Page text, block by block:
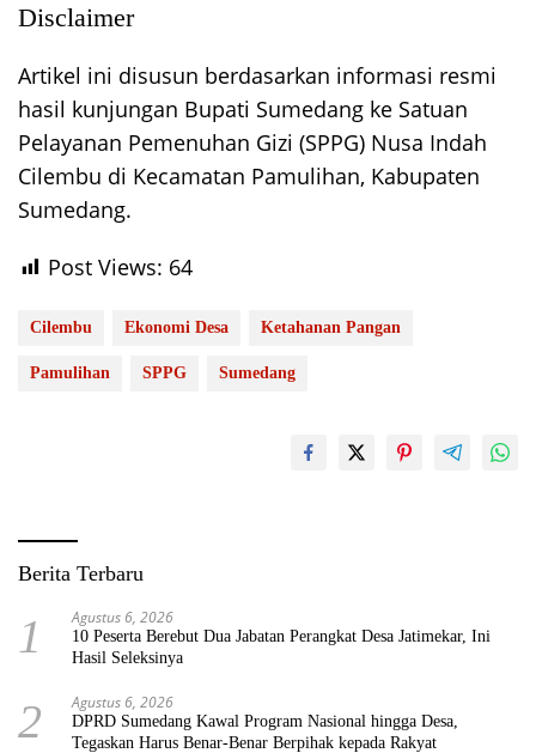
Disclaimer
Artikel ini disusun berdasarkan informasi resmi
hasil kunjungan Bupati Sumedang ke Satuan
Pelayanan Pemenuhan Gizi (SPPG) Nusa Indah
Cilembu di Kecamatan Pamulihan, Kabupaten
Sumedang.
Post Views: 64
Cilembu Ekonomi Desa Ketahanan Pangan
Pamulihan SPPG Sumedang
Berita Terbaru
1 Agustus 6, 2026
10 Peserta Berebut Dua Jabatan Perangkat Desa Jatimekar, Ini
Hasil Seleksinya
2 Agustus 6, 2026
DPRD Sumedang Kawal Program Nasional hingga Desa,
Tegaskan Harus Benar-Benar Berpihak kepada Rakyat